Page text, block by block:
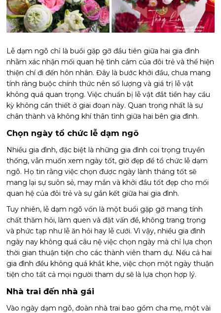
Lễ dạm ngõ chỉ là buổi gặp gỡ đầu tiên giữa hai gia đình
nhằm xác nhận mối quan hệ tình cảm của đôi trẻ và thể hiện
thiện chí đi đến hôn nhân. Đây là bước khởi đầu, chưa mang
tính ràng buộc chính thức nên số lượng và giá trị lễ vật
không quá quan trọng. Việc chuẩn bị lễ vật đắt tiền hay cầu
kỳ không cần thiết ở giai đoạn này. Quan trọng nhất là sự
chân thành và không khí thân tình giữa hai bên gia đình.
Chọn ngày tổ chức lễ dạm ngõ
Nhiều gia đình, đặc biệt là những gia đình coi trọng truyền
thống, vẫn muốn xem ngày tốt, giờ đẹp để tổ chức lễ dạm
ngõ. Họ tin rằng việc chọn được ngày lành tháng tốt sẽ
mang lại sự suôn sẻ, may mắn và khởi đầu tốt đẹp cho mối
quan hệ của đôi trẻ và sự gắn kết giữa hai gia đình.
Tuy nhiên, lễ dạm ngõ vốn là một buổi gặp gỡ mang tính
chất thăm hỏi, làm quen và đặt vấn đề, không trang trọng
và phức tạp như lễ ăn hỏi hay lễ cưới. Vì vậy, nhiều gia đình
ngày nay không quá câu nệ việc chọn ngày mà chỉ lựa chọn
thời gian thuận tiện cho các thành viên tham dự. Nếu cả hai
gia đình đều không quá khắt khe, việc chọn một ngày thuận
tiện cho tất cả mọi người tham dự sẽ là lựa chọn hợp lý.
Nhà trai đến nhà gái
Vào ngày dạm ngõ, đoàn nhà trai bao gồm cha mẹ, một vài